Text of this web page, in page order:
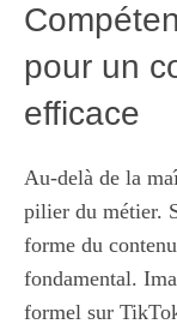
pour un
efficace
Au-delà de la
pilier du métier.
forme du
fondamental.
formel sur